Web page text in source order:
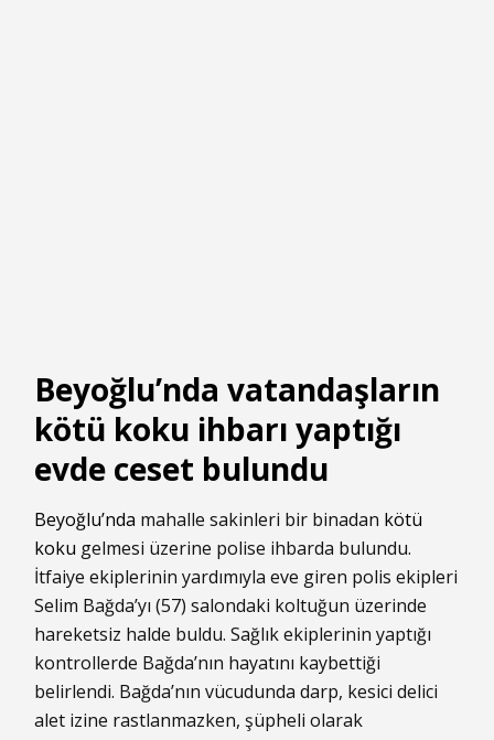
Beyoğlu’nda vatandaşların
kötü koku ihbarı yaptığı
evde ceset bulundu
Beyoğlu’nda mahalle sakinleri bir binadan kötü
koku gelmesi üzerine polise ihbarda bulundu.
İtfaiye ekiplerinin yardımıyla eve giren polis ekipleri
Selim Bağda’yı (57) salondaki koltuğun üzerinde
hareketsiz halde buldu. Sağlık ekiplerinin yaptığı
kontrollerde Bağda’nın hayatını kaybettiği
belirlendi. Bağda’nın vücudunda darp, kesici delici
alet izine rastlanmazken, şüpheli olarak